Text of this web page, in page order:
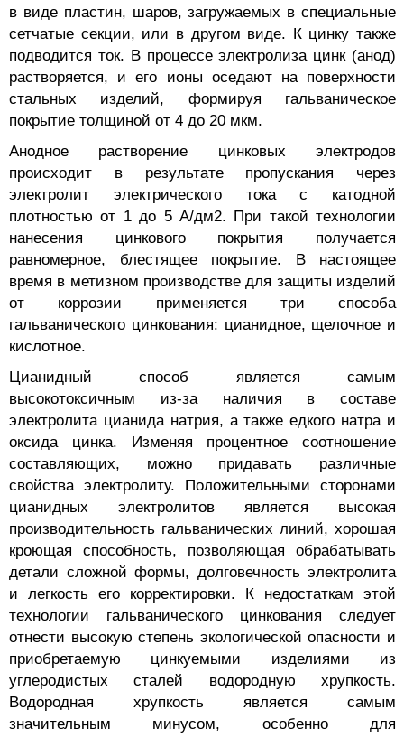
в виде пластин, шаров, загружаемых в специальные
сетчатые секции, или в другом виде. К цинку также
подводится ток. В процессе электролиза цинк (анод)
растворяется, и его ионы оседают на поверхности
стальных изделий, формируя гальваническое
покрытие толщиной от 4 до 20 мкм.
Анодное растворение цинковых электродов
происходит в результате пропускания через
электролит электрического тока с катодной
плотностью от 1 до 5 А/дм2. При такой технологии
нанесения цинкового покрытия получается
равномерное, блестящее покрытие. В настоящее
время в метизном производстве для защиты изделий
от коррозии применяется три способа
гальванического цинкования: цианидное, щелочное и
кислотное.
Цианидный способ является самым
высокотоксичным из-за наличия в составе
электролита цианида натрия, а также едкого натра и
оксида цинка. Изменяя процентное соотношение
составляющих, можно придавать различные
свойства электролиту. Положительными сторонами
цианидных электролитов является высокая
производительность гальванических линий, хорошая
кроющая способность, позволяющая обрабатывать
детали сложной формы, долговечность электролита
и легкость его корректировки. К недостаткам этой
технологии гальванического цинкования следует
отнести высокую степень экологической опасности и
приобретаемую цинкуемыми изделиями из
углеродистых сталей водородную хрупкость.
Водородная хрупкость является самым
значительным минусом, особенно для